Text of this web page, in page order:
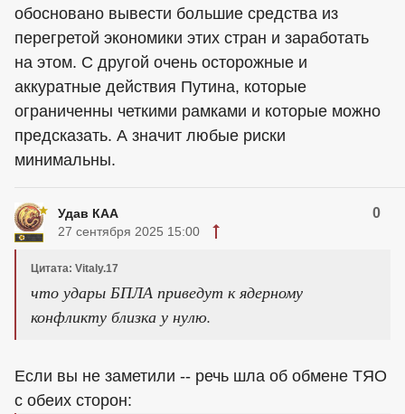
обосновано вывести большие средства из
перегретой экономики этих стран и заработать
на этом. С другой очень осторожные и
аккуратные действия Путина, которые
ограниченны четкими рамками и которые можно
предсказать. А значит любые риски
минимальны.
Удав КАА 0
27 сентября 2025 15:00
Цитата: Vitaly.17
что удары БПЛА приведут к ядерному
конфликту близка у нулю.
Если вы не заметили -- речь шла об обмене ТЯО
с обеих сторон: